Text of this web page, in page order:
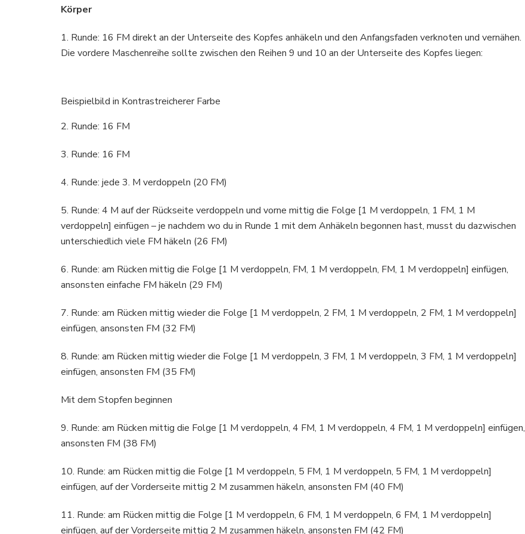
Körper
1. Runde: 16 FM direkt an der Unterseite des Kopfes anhäkeln und den Anfangsfaden verknoten und vernähen.
Die vordere Maschenreihe sollte zwischen den Reihen 9 und 10 an der Unterseite des Kopfes liegen:
Beispielbild in Kontrastreicherer Farbe
2. Runde: 16 FM
3. Runde: 16 FM
4. Runde: jede 3. M verdoppeln (20 FM)
5. Runde: 4 M auf der Rückseite verdoppeln und vorne mittig die Folge [1 M verdoppeln, 1 FM, 1 M
verdoppeln] einfügen – je nachdem wo du in Runde 1 mit dem Anhäkeln begonnen hast, musst du dazwischen
unterschiedlich viele FM häkeln (26 FM)
6. Runde: am Rücken mittig die Folge [1 M verdoppeln, FM, 1 M verdoppeln, FM, 1 M verdoppeln] einfügen,
ansonsten einfache FM häkeln (29 FM)
7. Runde: am Rücken mittig wieder die Folge [1 M verdoppeln, 2 FM, 1 M verdoppeln, 2 FM, 1 M verdoppeln]
einfügen, ansonsten FM (32 FM)
8. Runde: am Rücken mittig wieder die Folge [1 M verdoppeln, 3 FM, 1 M verdoppeln, 3 FM, 1 M verdoppeln]
einfügen, ansonsten FM (35 FM)
Mit dem Stopfen beginnen
9. Runde: am Rücken mittig die Folge [1 M verdoppeln, 4 FM, 1 M verdoppeln, 4 FM, 1 M verdoppeln] einfügen,
ansonsten FM (38 FM)
10. Runde: am Rücken mittig die Folge [1 M verdoppeln, 5 FM, 1 M verdoppeln, 5 FM, 1 M verdoppeln]
einfügen, auf der Vorderseite mittig 2 M zusammen häkeln, ansonsten FM (40 FM)
11. Runde: am Rücken mittig die Folge [1 M verdoppeln, 6 FM, 1 M verdoppeln, 6 FM, 1 M verdoppeln]
einfügen, auf der Vorderseite mittig 2 M zusammen häkeln, ansonsten FM (42 FM)